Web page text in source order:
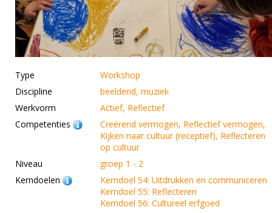
Type
Workshop
Discipline
beeldend, muziek
Werkvorm
Actief, Reflectief
Competenties
Creërend vermogen, Reflectief vermogen,
Kijken naar cultuur (receptief), Reflecteren
op cultuur
Niveau
groep 1 - 2
Kerndoelen
Kerndoel 54: Uitdrukken en communiceren
Kerndoel 55: Reflecteren
Kerndoel 56: Cultureel erfgoed